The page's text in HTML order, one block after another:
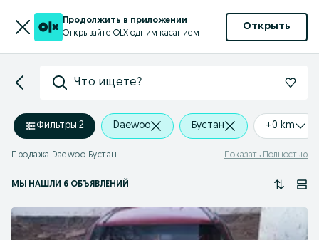
Продолжить в приложении
Открывайте OLX одним касанием
Открыть
Что ищете?
Фильтры·2 Daewoo Бустан +0 km
Продажа Daewoo Бустан Показать Полностью
МЫ НАШЛИ 6 ОБЪЯВЛЕНИЙ